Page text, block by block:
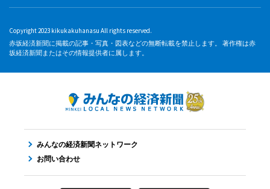
Copyright 2023 kikukakuhanasu All rights reserved.
赤坂経済新聞に掲載の記事・写真・図表などの無断転載を禁止します。 著作権は赤
坂経済新聞またはその情報提供者に属します。
みんなの経済新聞ネットワーク
お問い合わせ